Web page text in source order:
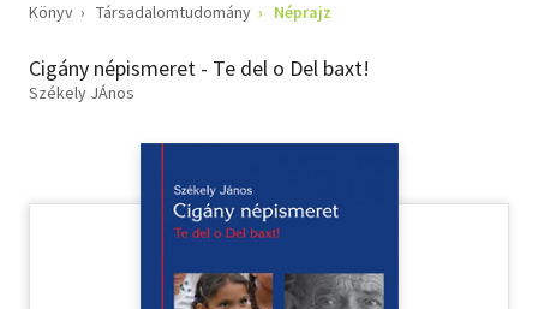
Életmód, egészség
Erotika
Könyv Társadalomtudomány Néprajz
Cigány népismeret - Te del o Del baxt!
Székely JÁnos